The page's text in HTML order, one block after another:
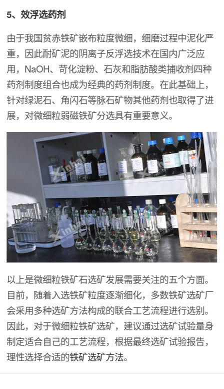
5、效浮选药剂
由于我国贫赤铁矿嵌布粒度微细，细磨过程中泥化严
重，因此耐矿泥的阴离子反浮选技术在国内广泛应
用，NaOH、苛化淀粉、石灰和脂肪酸类捕收剂四种
药剂制度组合也成为经典的药剂制度。在此基础上，
针对绿泥石、角闪石等脉石矿物其他药剂也取得了进
展，对微细粒弱磁铁矿分选具有重要意义。
以上是微细粒铁矿石选矿发展需要关注的五个方面。
目前，随着入选铁矿粒度逐渐细化，多数铁矿选矿厂
会采用多种选矿方法构成的联合工艺流程进行选别。
因此，对于微细粒铁矿选矿，建议通过选矿试验量身
制定适合自己的工艺流程，根据最终选矿试验报告，
理性选择合适的铁矿选矿方法。